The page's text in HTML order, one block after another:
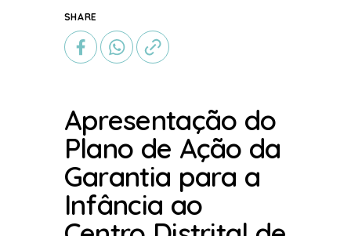
SHARE
Apresentação do
Plano de Ação da
Garantia para a
Infância ao